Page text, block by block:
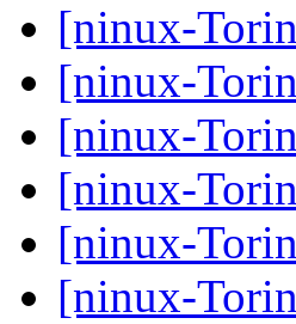
[ninux-
[ninux-
[ninux-
[ninux-
[ninux-
[ninux-